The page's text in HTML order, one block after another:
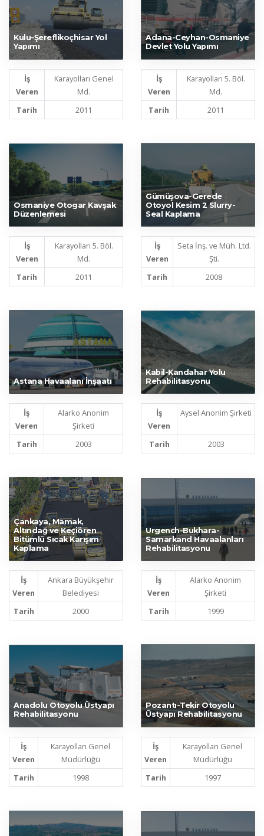
Kulu–Şereflikoçhisar Yol
Yapımı
İş
Veren
Karayolları Genel
Md.
Tarih
2011
Adana-Ceyhan-Osmaniye
Devlet Yolu Yapımı
İş
Veren
Karayolları 5. Böl.
Md.
Tarih
2011
Osmaniye Otogar Kavşak
Düzenlemesi
İş
Veren
Karayolları 5. Böl.
Md.
Tarih
2011
Gümüşova-Gerede
Otoyol Kesim 2 Slurry-
Seal Kaplama
İş
Veren
Seta İnş. ve Müh. Ltd.
Şti.
Tarih
2008
Astana Havaalanı İnşaatı
İş
Veren
Alarko Anonim
Şirketi
Tarih
2003
Kabil-Kandahar Yolu
Rehabilitasyonu
İş
Veren
Aysel Anonim Şirketi
Tarih 2003
Çankaya, Mamak,
Altındağ ve Keçiören
Bitümlü Sıcak Karışım
Kaplama
İş
Veren
Ankara Büyükşehir
Belediyesi
Tarih
2000
Urgench-Bukhara-
Samarkand Havaalanları
Rehabilitasyonu
İş
Veren
Alarko Anonim
Şirketi
Tarih
1999
Anadolu Otoyolu Üstyapı
Rehabilitasyonu
İş
Veren
Karayolları Genel
Müdürlüğü
Tarih
1998
Pozantı-Tekir Otoyolu
Üstyapı Rehabilitasyonu
İş
Veren
Karayolları Genel
Müdürlüğü
Tarih
1997